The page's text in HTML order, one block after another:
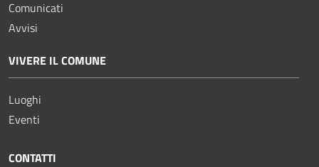
Comunicati
Avvisi
VIVERE IL COMUNE
Luoghi
Eventi
CONTATTI